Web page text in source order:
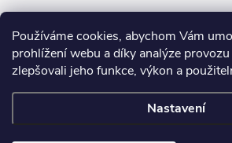
Používáme cookies, abychom Vám
prohlížení webu a díky analýze
zlepšovali jeho funkce, výkon a
Nastavení
Informace pro vás
O společnosti